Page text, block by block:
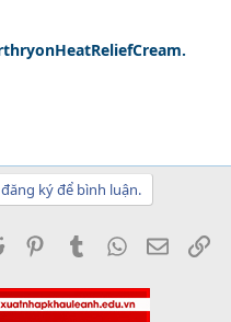
ký để bình luận.
Reddit PinterestTumblrWhatsApp
Email